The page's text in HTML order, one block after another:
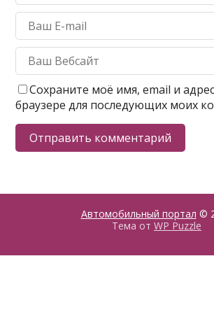
Сохраните моё имя, email и
браузере для последующих моих
Автомобильный портал ©
Тема от WP Puzzle